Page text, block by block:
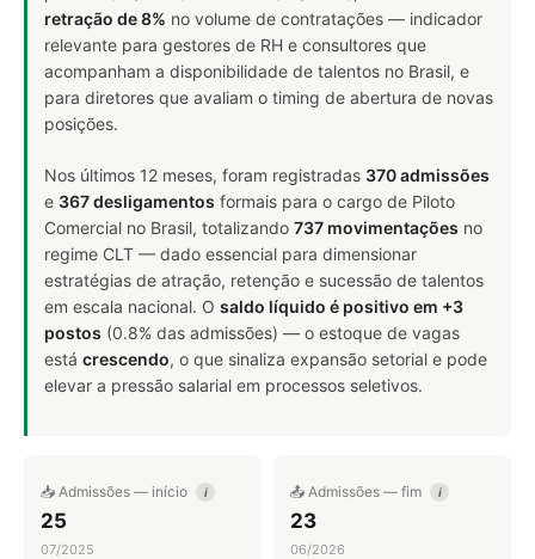
retração de 8% no volume de contratações — indicador
relevante para gestores de RH e consultores que
acompanham a disponibilidade de talentos no Brasil, e
para diretores que avaliam o timing de abertura de novas
posições.
Nos últimos 12 meses, foram registradas 370 admissões
e 367 desligamentos formais para o cargo de Piloto
Comercial no Brasil, totalizando 737 movimentações no
regime CLT — dado essencial para dimensionar
estratégias de atração, retenção e sucessão de talentos
em escala nacional. O saldo líquido é positivo em +3
postos (0.8% das admissões) — o estoque de vagas
está crescendo, o que sinaliza expansão setorial e pode
elevar a pressão salarial em processos seletivos.
📥 Admissões — início i
25
07/2025
📤 Admissões — fim i
23
06/2026